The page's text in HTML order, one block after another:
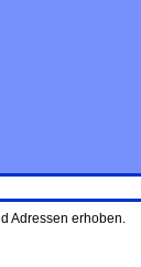
Adressen erhoben.